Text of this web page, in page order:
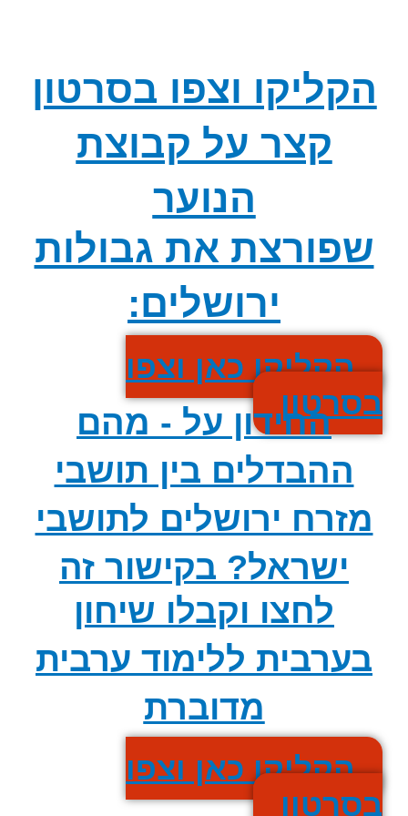
הקליקו וצפו בסרטון
קצר על קבוצת
הנוער
שפורצת את גבולות
ירושלים:
הקליקו כאן וצפו
בסרטון
החידון על - מהם
ההבדלים בין תושבי
מזרח ירושלים לתושבי
ישראל? בקישור זה
לחצו וקבלו שיחון
בערבית ללימוד ערבית
מדוברת
הקליקו כאן וצפו
בסרטון